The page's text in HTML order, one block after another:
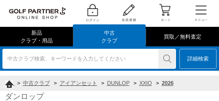
新品
クラブ・用品
中古
クラブ
買取／無料査定
中古クラブ検索、キーワードを入力してください 詳細検索
> 中古クラブ > アイアンセット > DUNLOP > XXIO > 2026
ダンロップ